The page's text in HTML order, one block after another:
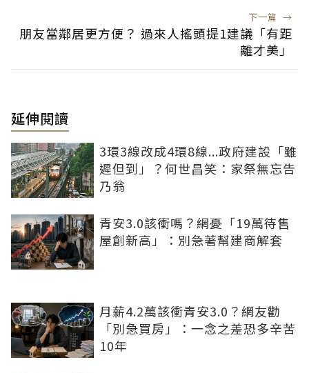
下一篇 →
朋友當鄰居更方便？ 過來人搖頭提1建議「有距
離才美」
延伸閱讀
3環3線改成4環8線...政府建設「雖
遲但到」？何世昌笑：家祭無忘告
乃翁
青安3.0該衝嗎？網憂「19萬待售
屋創新高」：別急著幫建商解套
月薪4.2萬該衝青安3.0？網友勸
「別急買房」：一念之差恐多辛苦
10年